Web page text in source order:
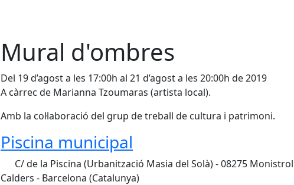
Mural d'ombres
Del 19 d’agost a les 17:00h al 21 d’agost a les 20:00h de 2019
A càrrec de Marianna Tzoumaras (artista local).
Amb la col·laboració del grup de treball de cultura i patrimoni.
Piscina municipal
C/ de la Piscina (Urbanització Masia del Solà) - 08275
Calders - Barcelona (Catalunya)